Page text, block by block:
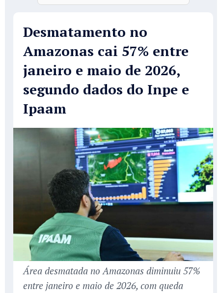
Desmatamento no
Amazonas cai 57% entre
janeiro e maio de 2026,
segundo dados do Inpe e
Ipaam
Área desmatada no Amazonas diminuiu 57%
entre janeiro e maio de 2026, com queda